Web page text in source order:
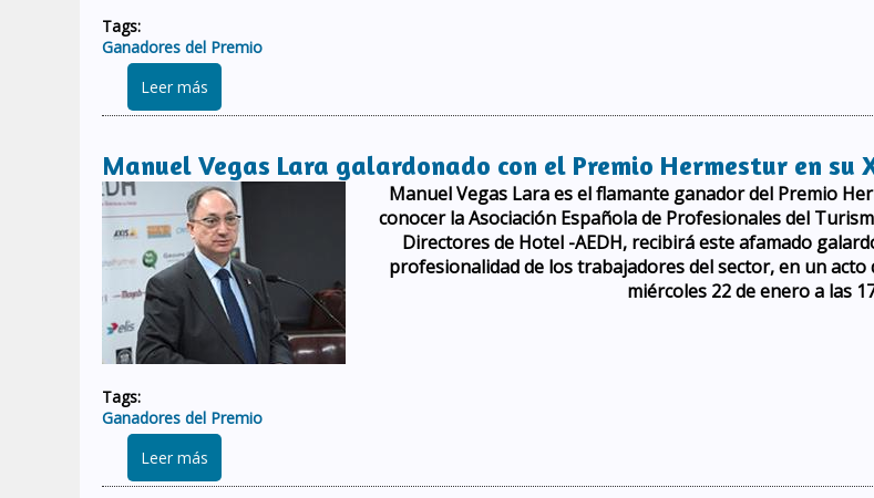
Tags:
Ganadores del Premio
Leer más
Manuel Vegas Lara galardonado con el Premio Hermestur en su
Manuel Vegas Lara es el flamante ganador del Premio
conocer la Asociación Española de Profesionales del
Directores de Hotel -AEDH, recibirá este afamado
profesionalidad de los trabajadores del sector, en un
miércoles 22 de enero a las
Tags:
Ganadores del Premio
Leer más